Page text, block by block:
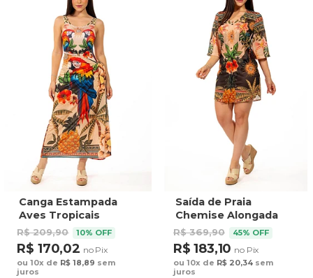
Canga Estampada
Aves Tropicais
Barrado
R$ 209,90 10% OFF
R$ 170,02 no Pix
ou 10x de R$ 18,89 sem
juros
Saída de Praia
Chemise Alongada
Estampada Aves
Tropicais Barrado
R$ 369,90 45% OFF
R$ 183,10 no Pix
ou 10x de R$ 20,34sem
juros